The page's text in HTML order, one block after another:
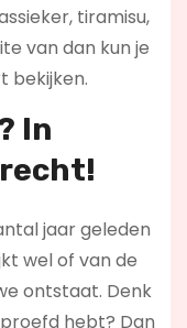
tiramisu,
van dan kun je
bekijken.
In
jaar geleden
wel of van de
ontstaat. Denk
hebt? Dan